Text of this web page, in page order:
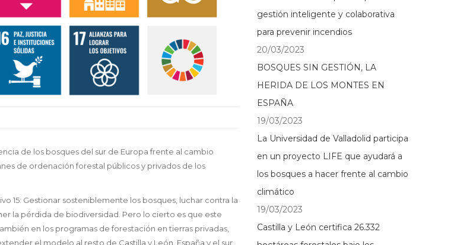
de los bosques del sur de Europa frente al cambio
de ordenación forestal públicos y privados de los
15: Gestionar sosteniblemente los bosques, luchar contra la
la pérdida de biodiversidad. Pero lo cierto es que este
en los programas de forestación en tierras privadas,
el modelo al resto de Castilla y León, España y el sur
gestión inteligente y colaborativa
para prevenir incendios
20/03/2023
BOSQUES SIN GESTIÓN, LA
HERIDA DE LOS MONTES EN
ESPAÑA
19/03/2023
La Universidad de Valladolid participa
en un proyecto LIFE que ayudará a
los bosques a hacer frente al cambio
climático
19/03/2023
Castilla y León certifica 26.332